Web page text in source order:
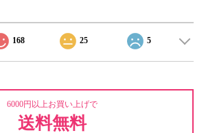
168 25 5
6000円以上お買い上げで
送料無料